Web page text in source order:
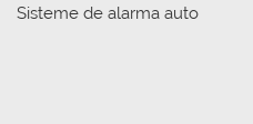
Sisteme de alarma auto